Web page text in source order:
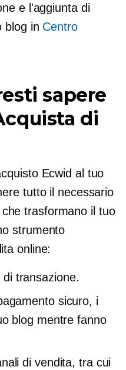
e l'aggiunta di
blog in Centro
sapere
di
Ecwid al tuo
tutto il necessario
trasformano il tuo
strumento
online:
transazione.
sicuro, i
blog mentre fanno
di vendita, tra cui